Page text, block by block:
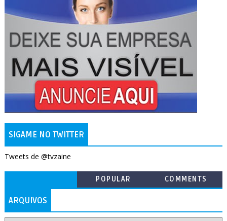
SIGAME NO TWITTER
Tweets de @tvzaine
POPULAR COMMENTS
ARQUIVOS